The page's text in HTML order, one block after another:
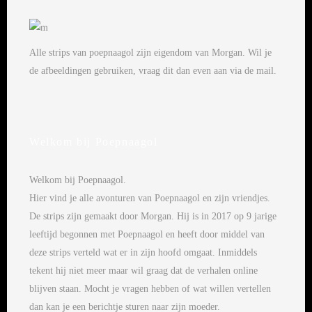
Alle strips van poepnaagol zijn eigendom van Morgan. Wil je
de afbeeldingen gebruiken, vraag dit dan even aan via de mail.
Welkom bij Poepnaagol.
Hier vind je alle avonturen van Poepnaagol en zijn vriendjes.
De strips zijn gemaakt door Morgan. Hij is in 2017 op 9 jarige
leeftijd begonnen met Poepnaagol en heeft door middel van
deze strips verteld wat er in zijn hoofd omgaat. Inmiddels
tekent hij niet meer maar wil graag dat de verhalen online
blijven staan. Mocht je vragen hebben of wat willen vertellen
dan kan je een berichtje sturen naar zijn moeder.